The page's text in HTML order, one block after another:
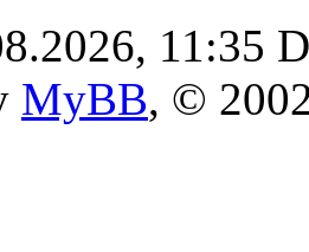
11:35
MyBB, ©